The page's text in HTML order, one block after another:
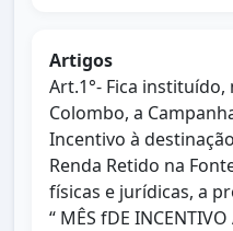
Artigos
Art.1°- Fica
Colombo, a
Incentivo à
Renda Retido na
físicas e jurídicas, a
“ MÊS fDE